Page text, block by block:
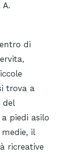
di
trova a
del
piedi asilo
il
ricreative